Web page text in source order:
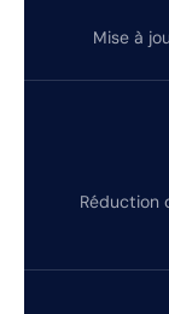
Mise à
Réduction